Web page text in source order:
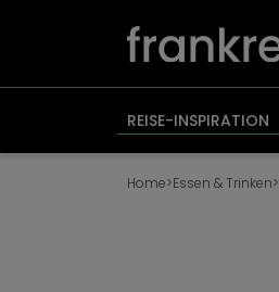
REISE-INSPIRATION
Home>Essen & Trinken>